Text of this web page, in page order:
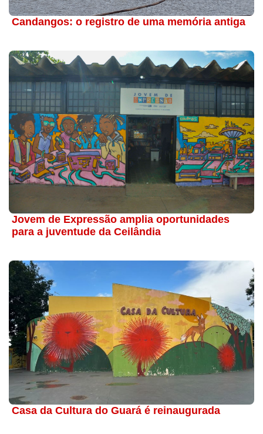
Candangos: o registro de uma memória antiga
Jovem de Expressão amplia oportunidades
para a juventude da Ceilândia
Casa da Cultura do Guará é reinaugurada